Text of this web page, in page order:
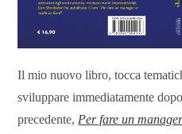
Il mio nuovo libro, tocca
sviluppare immediatamente
precedente, Per fare un